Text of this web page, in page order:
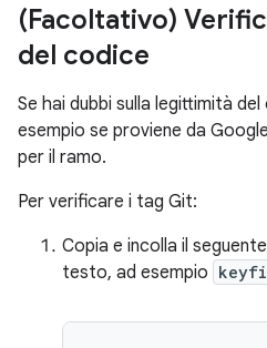
(Facoltativo)
del codice
Se hai dubbi sulla legittimità
esempio se proviene da
per il ramo.
Per verificare i tag Git:
Copia e incolla il
testo, ad esempio